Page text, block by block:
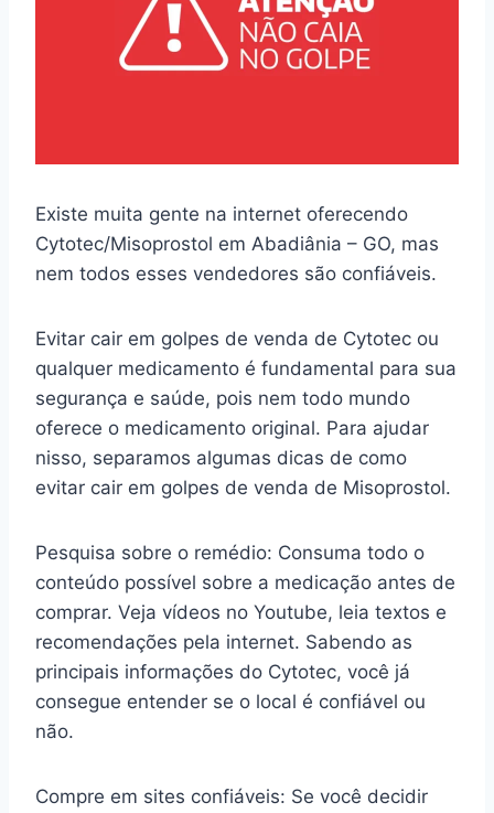
Existe muita gente na internet oferecendo
Cytotec/Misoprostol em Abadiânia – GO, mas
nem todos esses vendedores são confiáveis.
Evitar cair em golpes de venda de Cytotec ou
qualquer medicamento é fundamental para sua
segurança e saúde, pois nem todo mundo
oferece o medicamento original. Para ajudar
nisso, separamos algumas dicas de como
evitar cair em golpes de venda de Misoprostol.
Pesquisa sobre o remédio: Consuma todo o
conteúdo possível sobre a medicação antes de
comprar. Veja vídeos no Youtube, leia textos e
recomendações pela internet. Sabendo as
principais informações do Cytotec, você já
consegue entender se o local é confiável ou
não.
Compre em sites confiáveis: Se você decidir